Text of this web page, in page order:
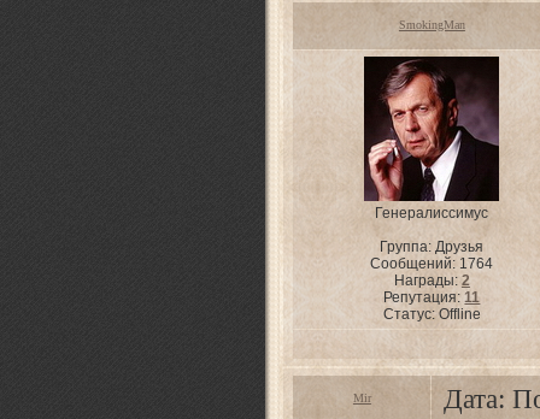
SmokingMan
Генералиссимус
Группа: Друзья
Сообщений: 1764
Награды: 2
Репутация:11
Статус:Offline
Mir Дата: